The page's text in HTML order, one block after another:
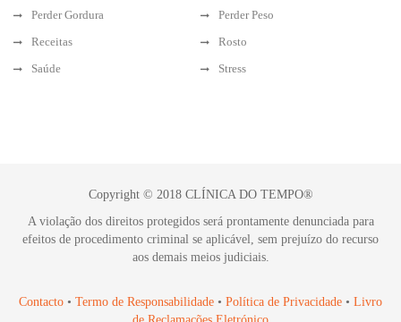
Perder Gordura
Perder Peso
Receitas
Rosto
Saúde
Stress
Copyright © 2018 CLÍNICA DO TEMPO®
A violação dos direitos protegidos será prontamente denunciada para
efeitos de procedimento criminal se aplicável, sem prejuízo do recurso
aos demais meios judiciais.
Contacto • Termo de Responsabilidade • Política de Privacidade • Livro